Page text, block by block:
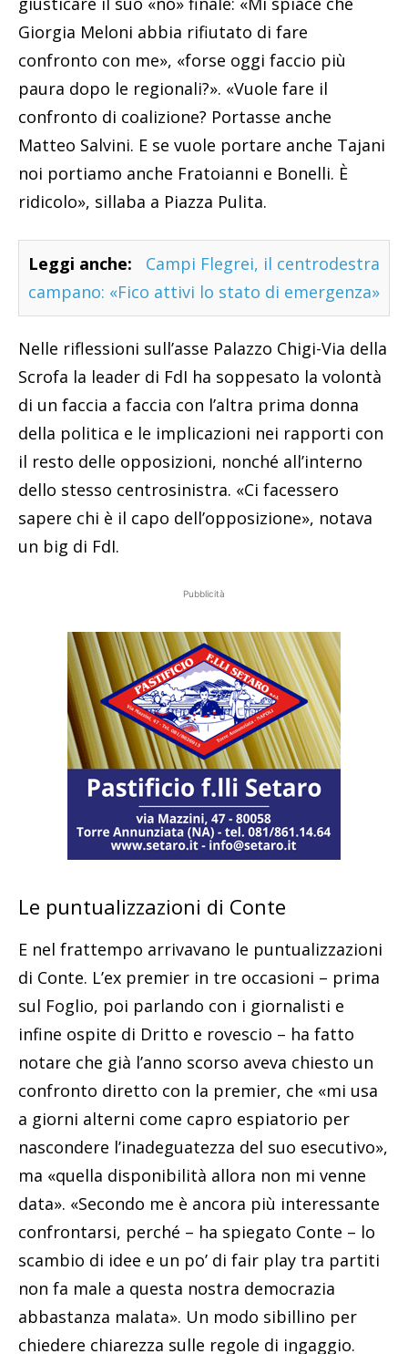
Giorgia Meloni abbia rifiutato di fare
confronto con me», «forse oggi faccio più
paura dopo le regionali?». «Vuole fare il
confronto di coalizione? Portasse anche
Matteo Salvini. E se vuole portare anche Tajani
noi portiamo anche Fratoianni e Bonelli. È
ridicolo», sillaba a Piazza Pulita.
Leggi anche:
Campi Flegrei, il centrodestra
campano: «Fico attivi lo stato di emergenza»
Nelle riflessioni sull’asse Palazzo Chigi-Via della
Scrofa la leader di FdI ha soppesato la volontà
di un faccia a faccia con l’altra prima donna
della politica e le implicazioni nei rapporti con
il resto delle opposizioni, nonché all’interno
dello stesso centrosinistra. «Ci facessero
sapere chi è il capo dell’opposizione», notava
un big di FdI.
Pubblicità
Le puntualizzazioni di Conte
E nel frattempo arrivavano le puntualizzazioni
di Conte. L’ex premier in tre occasioni – prima
sul Foglio, poi parlando con i giornalisti e
infine ospite di Dritto e rovescio – ha fatto
notare che già l’anno scorso aveva chiesto un
confronto diretto con la premier, che «mi usa
a giorni alterni come capro espiatorio per
nascondere l’inadeguatezza del suo esecutivo»,
ma «quella disponibilità allora non mi venne
data». «Secondo me è ancora più interessante
confrontarsi, perché – ha spiegato Conte – lo
scambio di idee e un po’ di fair play tra partiti
non fa male a questa nostra democrazia
abbastanza malata». Un modo sibillino per
chiedere chiarezza sulle regole di ingaggio.